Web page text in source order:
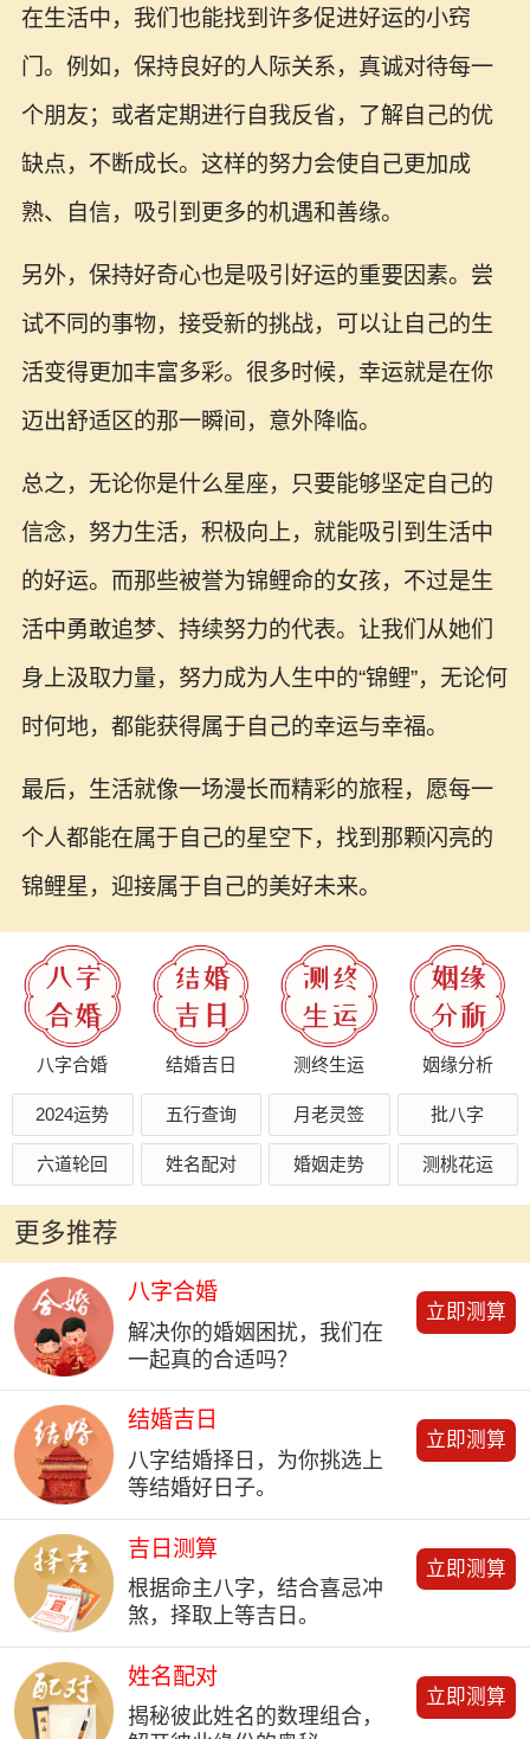
在生活中，我们也能找到许多促进好运的小窍
门。例如，保持良好的人际关系，真诚对待每一
个朋友；或者定期进行自我反省，了解自己的优
缺点，不断成长。这样的努力会使自己更加成
熟、自信，吸引到更多的机遇和善缘。
另外，保持好奇心也是吸引好运的重要因素。尝
试不同的事物，接受新的挑战，可以让自己的生
活变得更加丰富多彩。很多时候，幸运就是在你
迈出舒适区的那一瞬间，意外降临。
总之，无论你是什么星座，只要能够坚定自己的
信念，努力生活，积极向上，就能吸引到生活中
的好运。而那些被誉为锦鲤命的女孩，不过是生
活中勇敢追梦、持续努力的代表。让我们从她们
身上汲取力量，努力成为人生中的“锦鲤”，无论何
时何地，都能获得属于自己的幸运与幸福。
最后，生活就像一场漫长而精彩的旅程，愿每一
个人都能在属于自己的星空下，找到那颗闪亮的
锦鲤星，迎接属于自己的美好未来。
八字合婚 结婚吉日 测终生运 姻缘分析
2024运势 五行查询 月老灵签 批八字
六道轮回 姓名配对 婚姻走势 测桃花运
更多推荐
八字合婚
解决你的婚姻困扰，我们在
一起真的合适吗？
立即测算
结婚吉日
八字结婚择日，为你挑选上
等结婚好日子。
立即测算
吉日测算
根据命主八字，结合喜忌冲
煞，择取上等吉日。
立即测算
姓名配对
揭秘彼此姓名的数理组合，
立即测算